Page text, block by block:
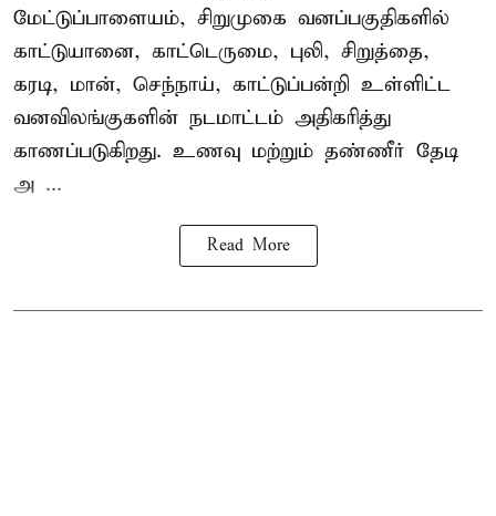
மேட்டுப்பாளையம், சிறுமுகை வனப்பகுதிகளில்
காட்டுயானை, காட்டெருமை, புலி, சிறுத்தை,
கரடி, மான், செந்நாய், காட்டுப்பன்றி உள்ளிட்ட
வனவிலங்குகளின் நடமாட்டம் அதிகரித்து
காணப்படுகிறது. உணவு மற்றும் தண்ணீர் தேடி
அ ...
Read More